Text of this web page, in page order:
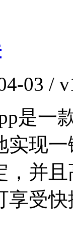
03 /
是一
实现
，并
享受